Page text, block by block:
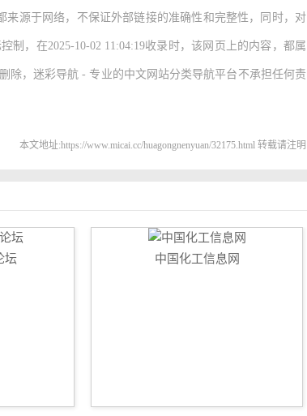
来源于网络，不保证外部链接的准确性和完整性，同时，对
，在2025-10-02 11:04:19收录时，该网页上的内容，都属
除，迷彩导航 - 专业的中文网站分类导航平台不承担任何责
本文地址:https://www.micai.cc/huagongnenyuan/32175.html 转载请注明
坛 中国化工信息网